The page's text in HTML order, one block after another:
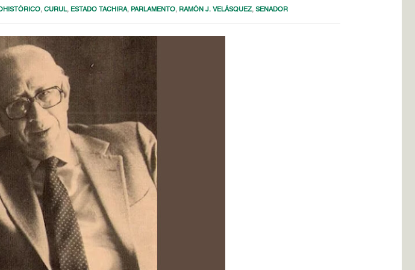
,CURUL, ESTADO TACHIRA, PARLAMENTO, RAMÓN J. VELÁSQUEZ,SENADOR